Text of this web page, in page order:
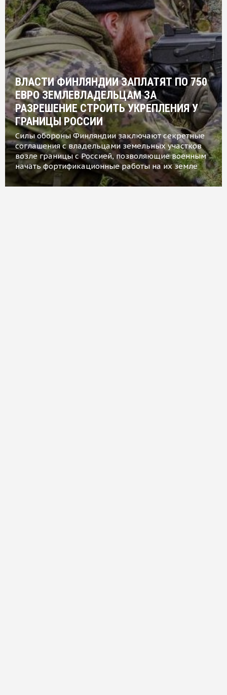
ВЛАСТИ ФИНЛЯНДИИ ЗАПЛАТЯТ ПО 750
ЕВРО ЗЕМЛЕВЛАДЕЛЬЦАМ ЗА
РАЗРЕШЕНИЕ СТРОИТЬ УКРЕПЛЕНИЯ У
ГРАНИЦЫ РОССИИ
Силы обороны Финляндии заключают секретные
соглашения с владельцами земельных участков
возле границы с Россией, позволяющие военным
начать фортификационные работы на их земле